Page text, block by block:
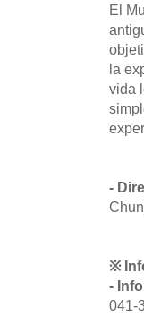
El
la
vida
-
※
-
041-